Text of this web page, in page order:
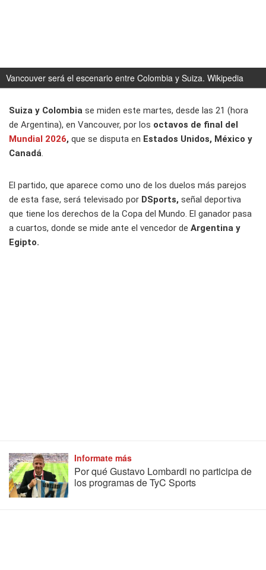
Vancouver será el escenario entre Colombia y Suiza. Wikipedia
Suiza y Colombia se miden este martes, desde las 21 (hora
de Argentina), en Vancouver, por los octavos de final del
Mundial 2026, que se disputa en Estados Unidos, México y
Canadá.
El partido, que aparece como uno de los duelos más parejos
de esta fase, será televisado por DSports, señal deportiva
que tiene los derechos de la Copa del Mundo. El ganador pasa
a cuartos, donde se mide ante el vencedor de Argentina y
Egipto.
Informate más
Por qué Gustavo Lombardi no participa de
los programas de TyC Sports